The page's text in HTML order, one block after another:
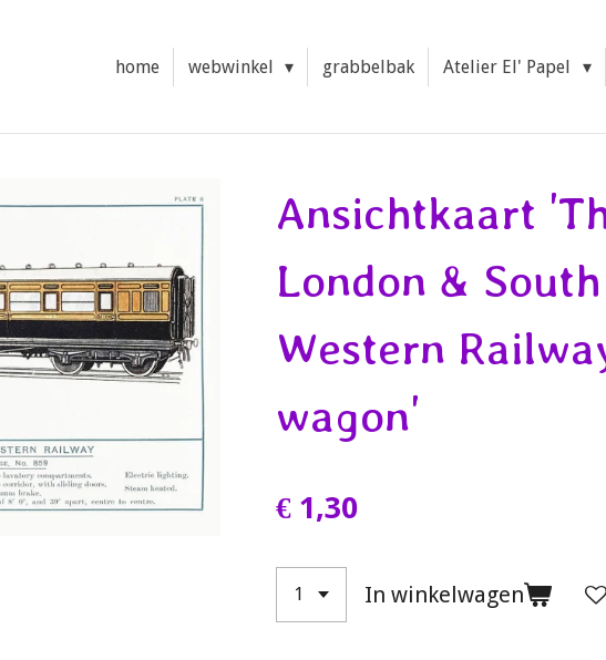
home webwinkel grabbelbak Atelier El' Papel
Ansichtkaart
London & South
Western
wagon'
€ 1,30
In winkelwagen